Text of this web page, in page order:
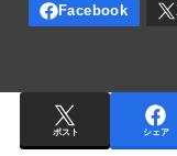
ポスト シェア